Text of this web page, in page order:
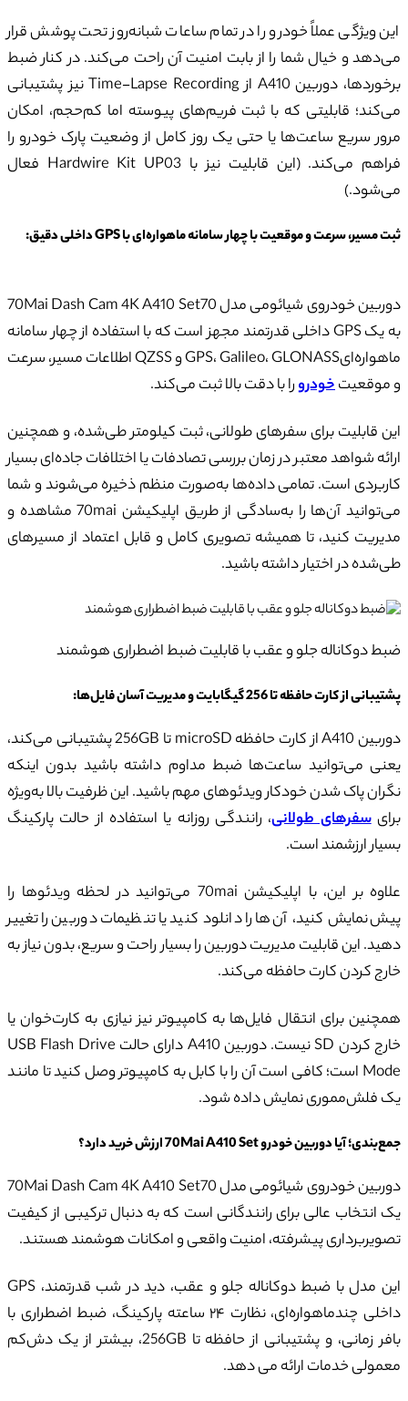
این ویژگی عملاً خودرو را در تمام ساعات شبانه‌روز تحت پوشش قرار
می‌دهد و خیال شما را از بابت امنیت آن راحت می‌کند. در کنار ضبط
برخوردها، دوربین A410 از Time-Lapse Recording نیز پشتیبانی
می‌کند؛ قابلیتی که با ثبت فریم‌های پیوسته اما کم‌حجم، امکان
مرور سریع ساعت‌ها یا حتی یک روز کامل از وضعیت پارک خودرو را
فراهم می‌کند. (این قابلیت نیز با Hardwire Kit UP03 فعال
می‌شود.)
ثبت مسیر، سرعت و موقعیت با چهار سامانه ماهواره‌ای باGPSداخلی دقیق:
دوربین خودروی شیائومی مدل 70Mai Dash Cam 4K A410 Set70
به یک GPS داخلی قدرتمند مجهز است که با استفاده از چهار سامانه
ماهواره‌ایGPS، Galileo، GLONASS و QZSS اطلاعات مسیر، سرعت
و موقعیتخودرورا با دقت بالا ثبت می‌کند.
این قابلیت برای سفرهای طولانی، ثبت کیلومتر طی‌شده، و همچنین
ارائه شواهد معتبر در زمان بررسی تصادفات یا اختلافات جاده‌ای بسیار
کاربردی است. تمامی داده‌ها به‌صورت منظم ذخیره می‌شوند و شما
می‌توانید آن‌ها را به‌سادگی از طریق اپلیکیشن 70mai مشاهده و
مدیریت کنید، تا همیشه تصویری کامل و قابل اعتماد از مسیرهای
طی‌شده در اختیار داشته باشید.
ضبط دوکاناله جلو و عقب با قابلیت ضبط اضطراری هوشمند
پشتیبانی از کارت حافظه تا 256 گیگابایت و مدیریت آسان فایل‌ها:
دوربین A410 از کارت حافظه microSD تا 256GB پشتیبانی می‌کند،
یعنی می‌توانید ساعت‌ها ضبط مداوم داشته باشید بدون اینکه
نگران پاک شدن خودکار ویدئوهای مهم باشید. این ظرفیت بالا به‌ویژه
برایسفرهای طولانی، رانندگی روزانه یا استفاده از حالت پارکینگ
بسیار ارزشمند است.
علاوه بر این، با اپلیکیشن 70mai می‌توانید در لحظه ویدئوها را
پیش‌نمایش کنید، آن‌ها را دانلود کنید یا تنظیمات دوربین را تغییر
دهید. این قابلیت مدیریت دوربین را بسیار راحت و سریع، بدون نیاز به
خارج کردن کارت حافظه می‌کند.
همچنین برای انتقال فایل‌ها به کامپیوتر نیز نیازی به کارت‌خوان یا
خارج کردن SD نیست. دوربین A410 دارای حالت USB Flash Drive
Mode است؛ کافی است آن را با کابل به کامپیوتر وصل کنید تا مانند
یک فلش‌مموری نمایش داده شود.
جمع‌بندی؛ آیا دوربین خودرو 70Mai A410 Set ارزش خرید دارد؟
دوربین خودروی شیائومی مدل 70Mai Dash Cam 4K A410 Set70
یک انتخاب عالی برای رانندگانی است که به دنبال ترکیبی از کیفیت
تصویربرداری پیشرفته، امنیت واقعی و امکانات هوشمند هستند.
این مدل با ضبط دوکاناله جلو و عقب، دید در شب قدرتمند، GPS
داخلی چندماهواره‌ای، نظارت ۲۴ ساعته پارکینگ، ضبط اضطراری با
بافر زمانی، و پشتیبانی از حافظه تا 256GB، بیشتر از یک دش‌کم
معمولی خدمات ارائه می دهد.